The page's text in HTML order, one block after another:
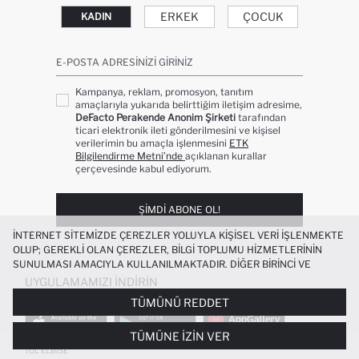
TÜL ELBISE
KADIN ERKEK ÇOCUK
E-POSTA ADRESINIZI GIRINIZ
Kampanya, reklam, promosyon, tanıtım
amaçlarıyla yukarıda belirttiğim iletişim adresime,
DeFacto Perakende Anonim Şirketi tarafından
ticari elektronik ileti gönderilmesini ve kişisel
verilerimin bu amaçla işlenmesini ETK
Bilgilendirme Metni’nde açıklanan kurallar
çerçevesinde kabul ediyorum.
ŞIMDI ABONE OL!
UYGULAMAMIZI İNDIRIN
İNTERNET SITEMIZDE ÇEREZLER YOLUYLA KIŞISEL VERI IŞLENMEKTE
OLUP; GEREKLI OLAN ÇEREZLER, BILGI TOPLUMU HIZMETLERININ
SUNULMASI AMACIYLA KULLANILMAKTADIR. DIĞER BIRINCI VE
ÜÇÜNCÜ TARAF ÇEREZLER ISE SIZE DAHA IYI BIR ALIŞVERIŞ
DENEYIMI SUNULABILMESI, SITEMIZIN DAHA IŞLEVSEL KILINMASI VE
KIŞISELLEŞTIRMESI VE AÇIK RIZA VERMENIZ HALINDE, SIZLERE
YÖNELIK PAZARLAMA FAALIYETLERININ YAPILMASI AMAÇLARIYLA
SINIRLI OLARAK KULLANILACAKTIR. ÇEREZLERE DAIR TERCIHLERINIZI
ÇEREZ TERCIHLERIPANELI ARACILIĞIYLA HER ZAMAN YÖNETEBILIR,
TÜMÜNÜ REDDET
TÜMÜNE İZIN VER